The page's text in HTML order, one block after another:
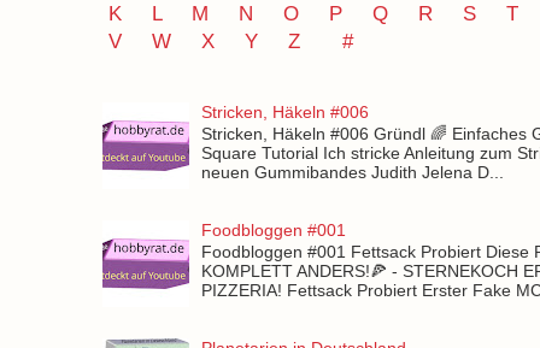
K
L M N O P Q R S
T
V
W X Y Z #
Stricken, Häkeln #006
Stricken, Häkeln #006 Gründl 🌈 Einfaches
Square Tutorial Ich stricke Anleitung zum
neuen Gummibandes Judith Jelena D...
Foodbloggen #001
Foodbloggen #001 Fettsack Probiert Diese
KOMPLETT ANDERS!🍕 - STERNEKOCH
PIZZERIA! Fettsack Probiert Erster Fake